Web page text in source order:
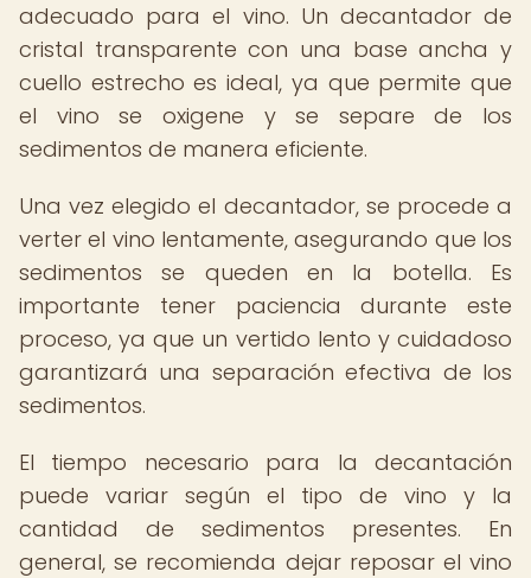
adecuado para el vino. Un decantador de
cristal transparente con una base ancha y
cuello estrecho es ideal, ya que permite que
el vino se oxigene y se separe de los
sedimentos de manera eficiente.
Una vez elegido el decantador, se procede a
verter el vino lentamente, asegurando que los
sedimentos se queden en la botella. Es
importante tener paciencia durante este
proceso, ya que un vertido lento y cuidadoso
garantizará una separación efectiva de los
sedimentos.
El tiempo necesario para la decantación
puede variar según el tipo de vino y la
cantidad de sedimentos presentes. En
general, se recomienda dejar reposar el vino